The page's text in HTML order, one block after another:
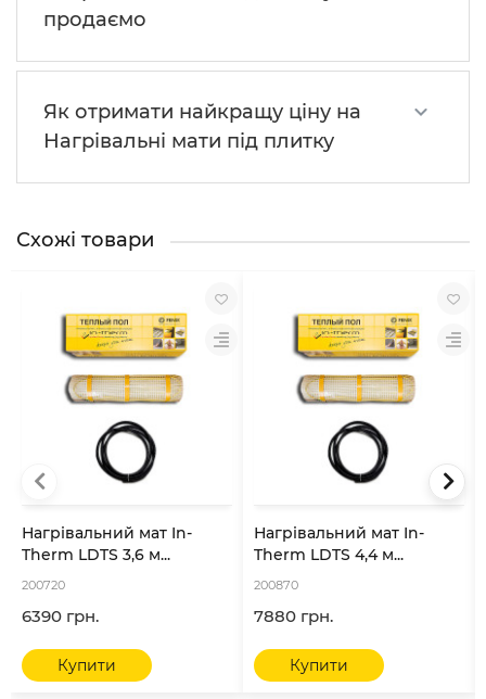
продаємо
Як отримати найкращу ціну на
Нагрівальні мати під плитку
Схожі товари
Нагрівальний мат In-
Therm LDTS 3,6 м...
200720
6390 грн.
Купити
Нагрівальний мат In-
Therm LDTS 4,4 м...
200870
7880 грн.
Купити